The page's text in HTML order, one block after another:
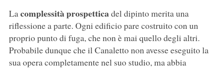
Lacomplessità prospetticadel dipinto merita una
riflessione a parte. Ogni edificio pare costruito con un
proprio punto di fuga, che non è mai quello degli altri.
Probabile dunque che il Canaletto non avesse eseguito la
sua opera completamente nel suo studio, ma abbia